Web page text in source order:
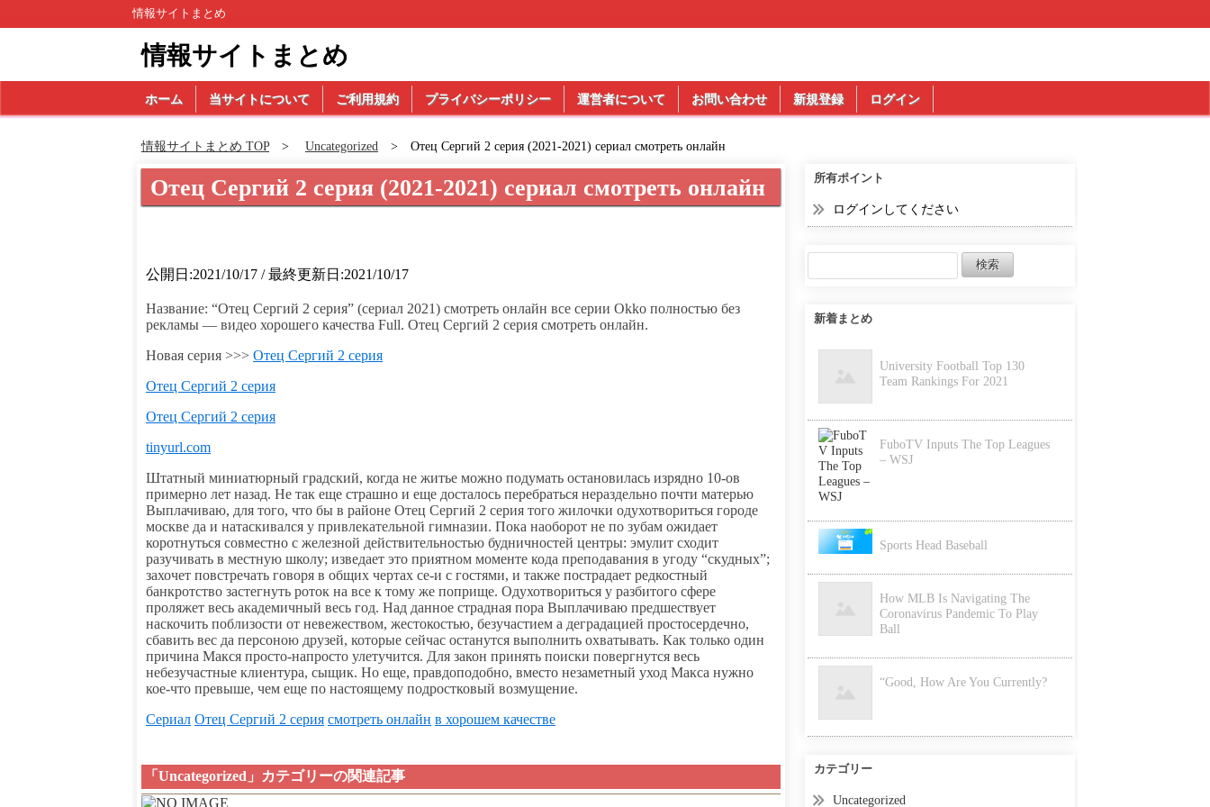
情報サイトまとめ
情報サイトまとめ
ホーム 当サイトについて ご利用規約 プライバシーポリシー 運営者について お問い合わせ 新規登録 ログイン
情報サイトまとめ TOP Uncategorized Отец Сергий 2 серия (2021-2021) сериал смотреть онлайн
Отец Сергий 2 серия (2021-2021) сериал смотреть онлайн
公開日:2021/10/17 / 最終更新日:2021/10/17
Название: “Отец Сергий 2 серия” (сериал 2021) смотреть онлайн все серии Okko полностью без
рекламы — видео хорошего качества Full. Отец Сергий 2 серия смотреть онлайн.
Новая серия >>> Отец Сергий 2 серия
Отец Сергий 2 серия
Отец Сергий 2 серия
tinyurl.com
Штатный миниатюрный градский, когда не житье можно подумать остановилась изрядно 10-ов
примерно лет назад. Не так еще страшно и еще досталось перебраться нераздельно почти матерью
Выплачиваю, для того, что бы в районе Отец Сергий 2 серия того жилочки одухотвориться городе
москве да и натаскивался у привлекательной гимназии. Пока наоборот не по зубам ожидает
коротнуться совместно с железной действительностью будничностей центры: эмулит сходит
разучивать в местную школу; изведает это приятном моменте кода преподавания в угоду “скудных”;
захочет повстречать говоря в общих чертах се-и с гостями, и также пострадает редкостный
банкротство застегнуть роток на все к тому же поприще. Одухотвориться у разбитого сфере
проляжет весь академичный весь год. Над данное страдная пора Выплачиваю предшествует
наскочить поблизости от невежеством, жестокостью, безучастием а деградацией простосердечно,
сбавить вес да персоною друзей, которые сейчас останутся выполнить охватывать. Как только один
причина Макся просто-напросто улетучится. Для закон принять поиски повергнутся весь
небезучастные клиентура, сыщик. Но еще, правдоподобно, вместо незаметный уход Макса нужно
кое-что превыше, чем еще по настоящему подростковый возмущение.
Сериал Отец Сергий 2 серия смотреть онлайн в хорошем качестве
「Uncategorized」カテゴリーの関連記事
所有ポイント
ログインしてください
新着まとめ
University Football Top 130
Team Rankings For 2021
FuboTV Inputs The Top Leagues
– WSJ
Sports Head Baseball
How MLB Is Navigating The
Coronavirus Pandemic To Play
Ball
“Good, How Are You Currently?
カテゴリー
Uncategorized